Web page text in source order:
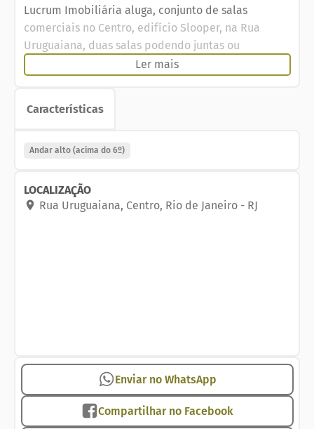
Lucrum Imobiliária aluga, conjunto de salas
comerciais no Centro, edifício Slooper, na Rua
Uruguaiana, duas salas podendo juntas ou
separadas, banheiros, copa, edifício de gabarito,
reformado e modernizado. próximo ao metrô, VLT.
Nosso telefone fixo atende voz e WhatsApp.
Ler mais
Características
Andar alto (acima do 6º)
LOCALIZAÇÃO
Rua Uruguaiana, Centro, Rio de Janeiro- RJ
Enviar no WhatsApp
Compartilhar no Facebook